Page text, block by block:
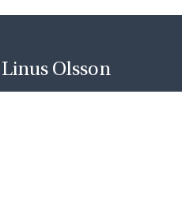
Olsson